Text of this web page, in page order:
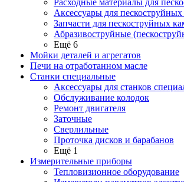
Расходные материалы для
Аксессуары для
Запчасти для пескоструйных
Абразивоструйные
Ещё 6
Мойки деталей и агрегатов
Печи на отработанном масле
Станки специальные
Аксессуары для станков
Обслуживание колодок
Ремонт двигателя
Заточные
Сверлильные
Проточка дисков и барабанов
Ещё 1
Измерительные приборы
Тепловизионное оборудование